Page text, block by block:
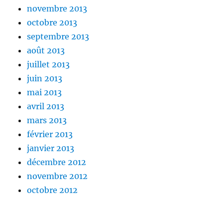
novembre 2013
octobre 2013
septembre 2013
août 2013
juillet 2013
juin 2013
mai 2013
avril 2013
mars 2013
février 2013
janvier 2013
décembre 2012
novembre 2012
octobre 2012